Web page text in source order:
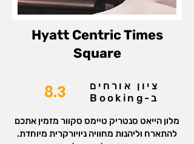
Hyatt Centric Times
Square
8.3
ציון אורחים
ב-Booking
מלון הייאט סנטריק טיימס סקוור מזמין אתכם
להתארח וליהנות מחוויה ניויורקרית מיוחדת.